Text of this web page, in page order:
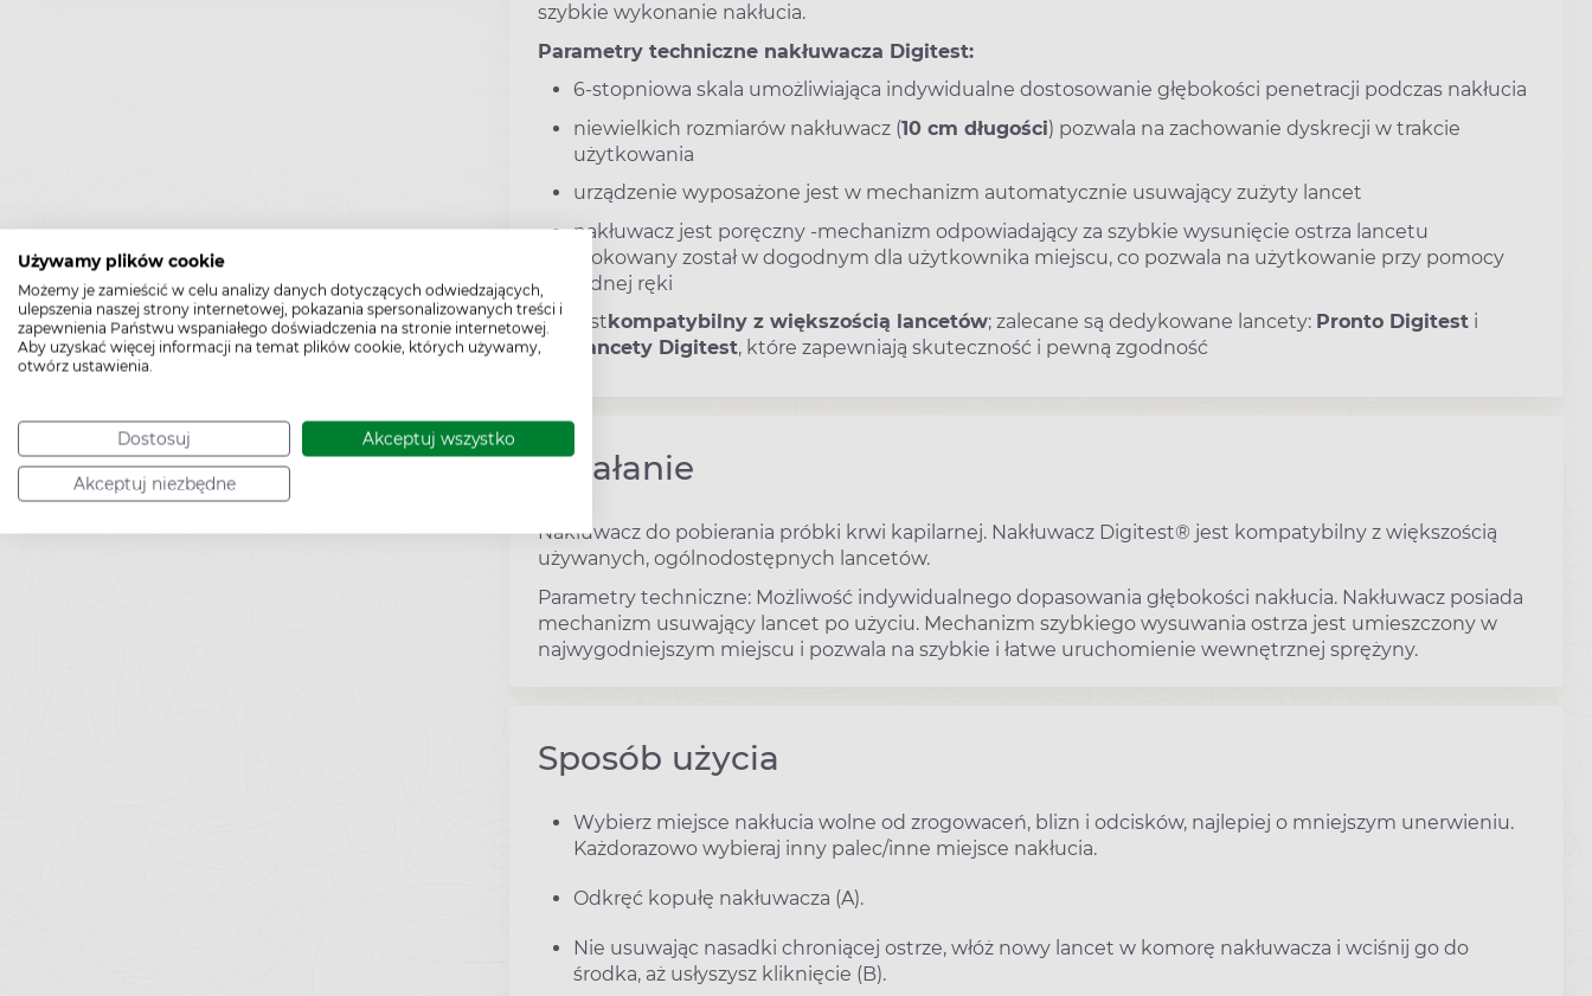
Używamy plików cookie
Możemy je zamieścić w celu analizy danych dotyczących odwiedzających,
ulepszenia naszej strony internetowej, pokazania spersonalizowanych treści i
zapewnienia Państwu wspaniałego doświadczenia na stronie internetowej.
Aby uzyskać więcej informacji na temat plików cookie, których używamy,
otwórz ustawienia.
Dostosuj Akceptuj wszystko
Akceptuj niezbędne
szybkie wykonanie nakłucia.
Parametry techniczne nakłuwacza Digitest:
6-stopniowa skala umożliwiająca indywidualne dostosowanie głębokości penetracji podczas nakłucia
niewielkich rozmiarów nakłuwacz (10 cm długości) pozwala na zachowanie dyskrecji w trakcie
użytkowania
urządzenie wyposażone jest w mechanizm automatycznie usuwający zużyty lancet
nakłuwacz jest poręczny -mechanizm odpowiadający za szybkie wysunięcie ostrza lancetu
ulokowany został w dogodnym dla użytkownika miejscu, co pozwala na użytkowanie przy pomocy
jednej ręki
jest kompatybilny z większością lancetów; zalecane są dedykowane lancety: Pronto Digitest i
Lancety Digitest, które zapewniają skuteczność i pewną zgodność
Działanie
Nakłuwacz do pobierania próbki krwi kapilarnej. Nakłuwacz Digitest® jest kompatybilny z większością
używanych, ogólnodostępnych lancetów.
Parametry techniczne: Możliwość indywidualnego dopasowania głębokości nakłucia. Nakłuwacz posiada
mechanizm usuwający lancet po użyciu. Mechanizm szybkiego wysuwania ostrza jest umieszczony w
najwygodniejszym miejscu i pozwala na szybkie i łatwe uruchomienie wewnętrznej sprężyny.
Sposób użycia
Wybierz miejsce nakłucia wolne od zrogowaceń, blizn i odcisków, najlepiej o mniejszym unerwieniu.
Każdorazowo wybieraj inny palec/inne miejsce nakłucia.
Odkręć kopułę nakłuwacza (A).
Nie usuwając nasadki chroniącej ostrze, włóż nowy lancet w komorę nakłuwacza i wciśnij go do
środka, aż usłyszysz kliknięcie (B).